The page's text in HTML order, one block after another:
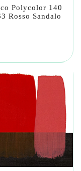
Polycolor 140
Rosso Sandalo